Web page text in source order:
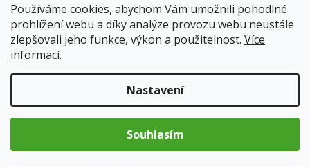
Používáme cookies, abychom Vám umožnili pohodlné
prohlížení webu a díky analýze provozu webu neustále
zlepšovali jeho funkce, výkon a použitelnost. Více
informací.
Nastavení
Souhlasím
Skladem 13.8.2026
147 Kč
Měrná
Přidat do košíku